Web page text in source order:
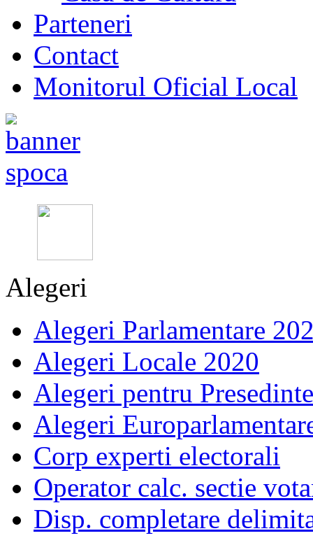
Parteneri
Contact
Monitorul Oficial Local
Alegeri
Alegeri Parlamentare
Alegeri Locale 2020
Alegeri pentru
Alegeri
Corp experti electorali
Operator calc. sectie
Disp. completare